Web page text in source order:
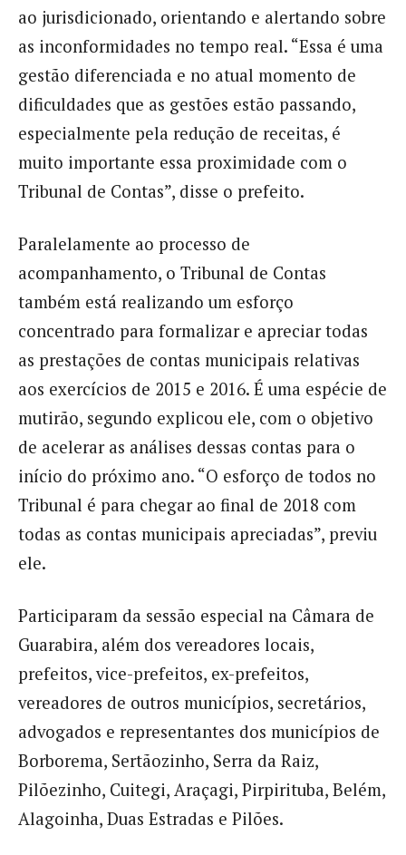
ao jurisdicionado, orientando e alertando sobre
as inconformidades no tempo real. “Essa é uma
gestão diferenciada e no atual momento de
dificuldades que as gestões estão passando,
especialmente pela redução de receitas, é
muito importante essa proximidade com o
Tribunal de Contas”, disse o prefeito.
Paralelamente ao processo de
acompanhamento, o Tribunal de Contas
também está realizando um esforço
concentrado para formalizar e apreciar todas
as prestações de contas municipais relativas
aos exercícios de 2015 e 2016. É uma espécie de
mutirão, segundo explicou ele, com o objetivo
de acelerar as análises dessas contas para o
início do próximo ano. “O esforço de todos no
Tribunal é para chegar ao final de 2018 com
todas as contas municipais apreciadas”, previu
ele.
Participaram da sessão especial na Câmara de
Guarabira, além dos vereadores locais,
prefeitos, vice-prefeitos, ex-prefeitos,
vereadores de outros municípios, secretários,
advogados e representantes dos municípios de
Borborema, Sertãozinho, Serra da Raiz,
Pilõezinho, Cuitegi, Araçagi, Pirpirituba, Belém,
Alagoinha, Duas Estradas e Pilões.